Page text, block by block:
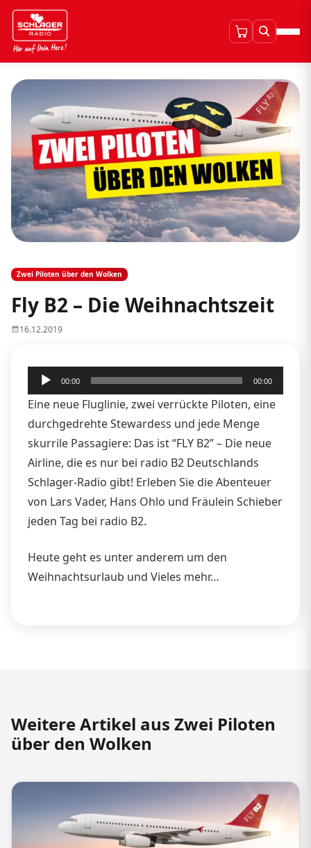
Zwei Piloten über den Wolken
Fly B2 – Die Weihnachtszeit
16.12.2019
Audio-
Player
00:00 00:00
Eine neue Fluglinie, zwei verrückte Piloten, eine
durchgedrehte Stewardess und jede Menge
skurrile Passagiere: Das ist “FLY B2” – Die neue
Airline, die es nur bei radio B2 Deutschlands
Schlager-Radio gibt! Erleben Sie die Abenteuer
von Lars Vader, Hans Ohlo und Fräulein Schieber
jeden Tag bei radio B2.
Heute geht es unter anderem um den
Weihnachtsurlaub und Vieles mehr…
Weitere Artikel aus Zwei Piloten
über den Wolken